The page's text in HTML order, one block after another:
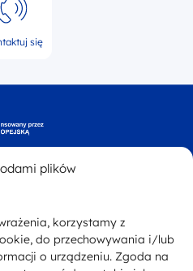
plików
korzystamy z
do przechowywania i/lub
o urządzeniu. Zgoda na
się
Kraków